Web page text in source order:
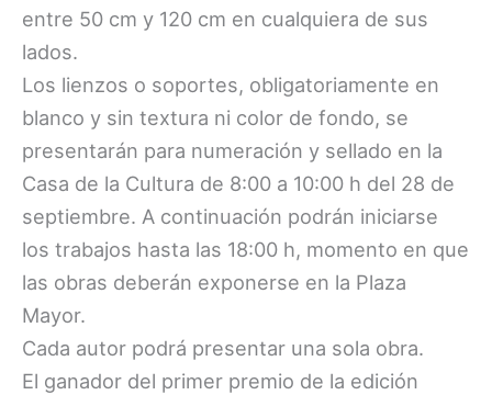
entre 50 cm y 120 cm en cualquiera de sus
lados.
Los lienzos o soportes, obligatoriamente en
blanco y sin textura ni color de fondo, se
presentarán para numeración y sellado en la
Casa de la Cultura de 8:00 a 10:00 h del 28 de
septiembre. A continuación podrán iniciarse
los trabajos hasta las 18:00 h, momento en que
las obras deberán exponerse en la Plaza
Mayor.
Cada autor podrá presentar una sola obra.
El ganador del primer premio de la edición